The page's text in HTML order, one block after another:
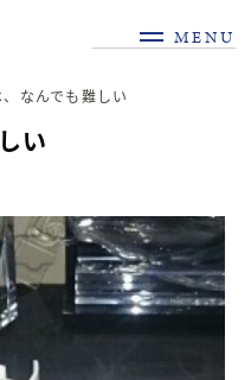
MENU
なんでも難しい
い